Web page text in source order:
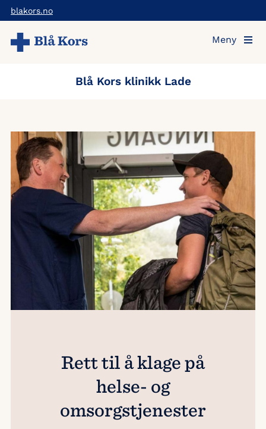
Hopp
til
hovedinnholdet
blakors.no
Meny
Blå Kors klinikk Lade
Rett til å klage på
helse- og
omsorgstjenester